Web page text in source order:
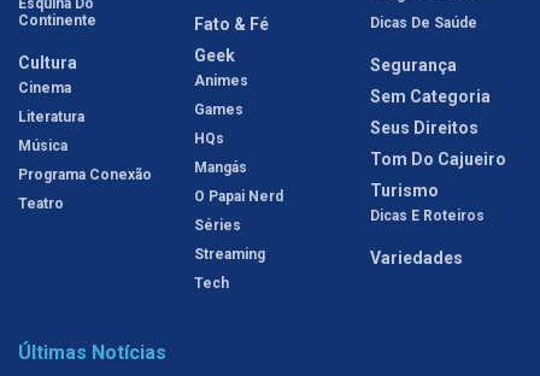
Esquina Do
Continente
Cultura
Cinema
Literatura
Música
Programa Conexão
Teatro
Fato & Fé
Geek
Animes
Games
HQs
Mangás
O Papai Nerd
Séries
Streaming
Tech
Dicas De Saúde
Segurança
Sem Categoria
Seus Direitos
Tom Do Cajueiro
Turismo
Dicas E Roteiros
Variedades
Últimas Notícias